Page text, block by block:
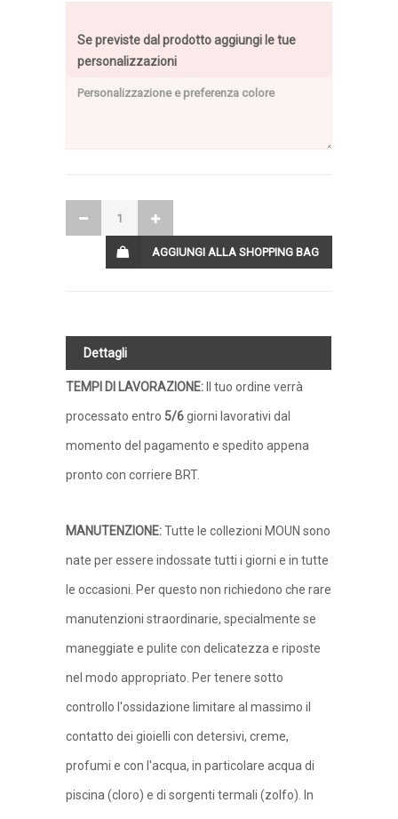
Se previste dal prodotto aggiungi le tue
personalizzazioni
AGGIUNGI ALLA SHOPPING BAG
Dettagli
TEMPI DI LAVORAZIONE: Il tuo ordine verrà
processato entro 5/6giorni lavorativi dal
momento del pagamento e spedito appena
pronto con corriere BRT.
MANUTENZIONE:Tutte le collezioni MOUN sono
nate per essere indossate tutti i giorni e in tutte
le occasioni. Per questo non richiedono che rare
manutenzioni straordinarie, specialmente se
maneggiate e pulite con delicatezza e riposte
nel modo appropriato. Per tenere sotto
controllo l'ossidazione limitare al massimo il
contatto dei gioielli con detersivi, creme,
profumi e con l'acqua, in particolare acqua di
piscina (cloro) e di sorgenti termali (zolfo). In